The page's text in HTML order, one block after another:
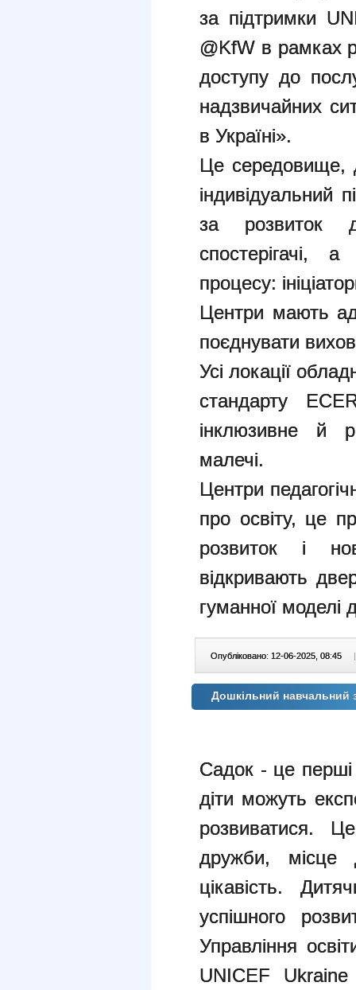
за підтримки
@KfW в рамках
доступу до
надзвичайних
в Україні».
Це середовище,
індивідуальний
за розвиток
спостерігачі,
процесу:
Центри мають
поєднувати
Усі локації
стандарту
інклюзивне й
малечі.
Центри
про освіту, це
розвиток і
відкривають
гуманної моделі
Опубліковано: 12-06-2025, 08:45 |
Дошкільний навчальний
Садок - це перші
діти можуть
розвиватися.
дружби, місце
цікавість.
успішного
Управління
UNICEF